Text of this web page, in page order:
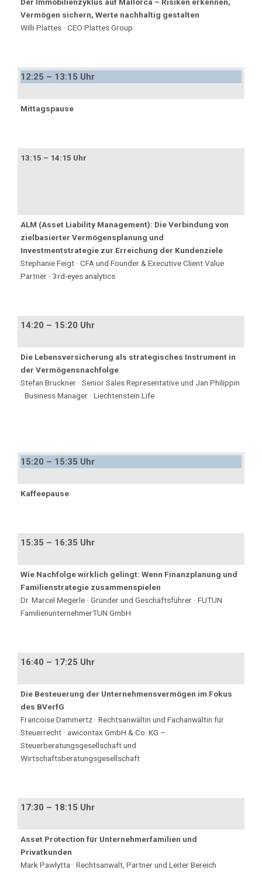
Der Immobilienzyklus auf Mallorca – Risiken erkennen,
Vermögen sichern, Werte nachhaltig gestalten
Willi Plattes · CEO Plattes Group
12:25 – 13:15 Uhr
Mittagspause
13:15 – 14:15 Uhr
ALM (Asset Liability Management): Die Verbindung von
zielbasierter Vermögensplanung und
Investmentstrategie zur Erreichung der Kundenziele
Stephanie Feigt · CFA und Founder & Executive Client Value
Partner · 3rd-eyes analytics
14:20 – 15:20 Uhr
Die Lebensversicherung als strategisches Instrument in
der Vermögensnachfolge
Stefan Bruckner · Senior Sales Representative und Jan Philippin
· Business Manager · Liechtenstein Life
15:20 – 15:35 Uhr
Kaffeepause
15:35 – 16:35 Uhr
Wie Nachfolge wirklich gelingt: Wenn Finanzplanung und
Familienstrategie zusammenspielen
Dr. Marcel Megerle · Gründer und Geschäftsführer · FUTUN
FamilienunternehmerTUN GmbH
16:40 – 17:25 Uhr
Die Besteuerung der Unternehmensvermögen im Fokus
des BVerfG
Francoise Dammertz · Rechtsanwältin und Fachanwältin für
Steuerrecht · awicontax GmbH & Co. KG –
Steuerberatungsgesellschaft und
Wirtschaftsberatungsgesellschaft
17:30 – 18:15 Uhr
Asset Protection für Unternehmerfamilien und
Privatkunden
Mark Pawlytta · Rechtsanwalt, Partner und Leiter Bereich